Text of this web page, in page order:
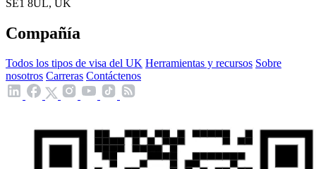
SE1 8UL, UK
Compañía
Todos los tipos de visa del UK Herramientas y recursos Sobre
nosotros Carreras Contáctenos